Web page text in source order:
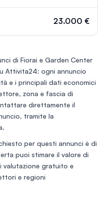
23.000 €
di Fiorai e Garden Center
Attivita24: ogni annuncio
e i principali dati economici
zona e fascia di
direttamente il
tramite la
per questi annunci è di
puoi stimare il valore di
valutazione gratuito e
e regioni